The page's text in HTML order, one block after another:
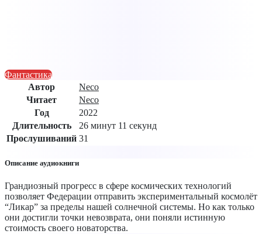
Фантастика
Автор
Neco
Читает
Neco
Год
2022
Длительность
26 минут 11 секунд
Прослушиваний 31
Описание аудиокниги
Грандиозный прогресс в сфере космических технологий
позволяет Федерации отправить экспериментальный космолёт
“Ликар” за пределы нашей солнечной системы. Но как только
они достигли точки невозврата, они поняли истинную
стоимость своего новаторства.